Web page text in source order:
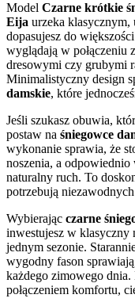
Model Czarne krótkie
Eija urzeka klasycznym,
dopasujesz do
wyglądają w połączeniu
dresowymi czy grubymi
Minimalistyczny design
damskie, które
Jeśli szukasz obuwia,
postaw na śniegowce
wykonanie sprawia, że
noszenia, a
naturalny ruch. To
potrzebują
Wybierając czarne
inwestujesz w
jednym sezonie.
wygodny fason
każdego zimowego
połączeniem komfortu,